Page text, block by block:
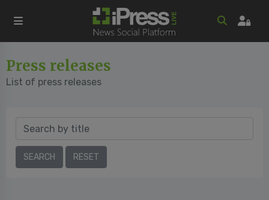
Press releases
List of press releases